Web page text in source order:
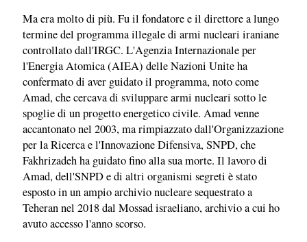
Ma era molto di più. Fu il fondatore e il direttore a lungo
termine del programma illegale di armi nucleari iraniane
controllato dall'IRGC. L'Agenzia Internazionale per
l'Energia Atomica (AIEA) delle Nazioni Unite ha
confermato di aver guidato il programma, noto come
Amad, che cercava di sviluppare armi nucleari sotto le
spoglie di un progetto energetico civile. Amad venne
accantonato nel 2003, ma rimpiazzato dall'Organizzazione
per la Ricerca e l'Innovazione Difensiva, SNPD, che
Fakhrizadeh ha guidato fino alla sua morte. Il lavoro di
Amad, dell'SNPD e di altri organismi segreti è stato
esposto in un ampio archivio nucleare sequestrato a
Teheran nel 2018 dal Mossad israeliano, archivio a cui ho
avuto accesso l'anno scorso.